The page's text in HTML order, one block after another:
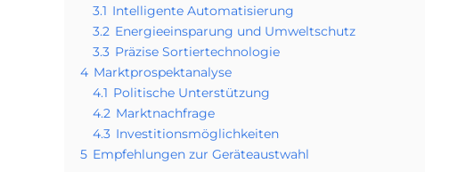
3.1 Intelligente Automatisierung
3.2 Energieeinsparung und Umweltschutz
3.3 Präzise Sortiertechnologie
4 Marktprospektanalyse
4.1 Politische Unterstützung
4.2 Marktnachfrage
4.3 Investitionsmöglichkeiten
5 Empfehlungen zur Geräteaustwahl